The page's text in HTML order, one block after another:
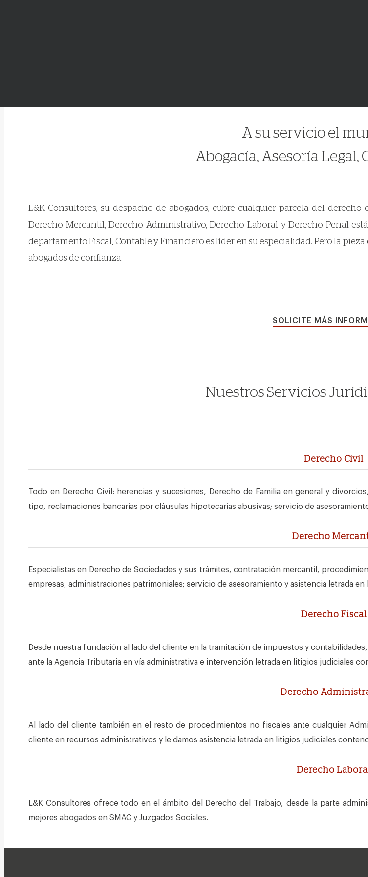
A su servicio el
Abogacía, Asesoría Legal,
L&K Consultores, su despacho de abogados, cubre cualquier parcela del
Derecho Mercantil, Derecho Administrativo, Derecho Laboral y Derecho Penal
departamento Fiscal, Contable y Financiero es líder en su especialidad. Pero la
abogados de confianza.
SOLICITE MÁS
Nuestros Servicios
Derecho Civil
Todo en Derecho Civil: herencias y sucesiones, Derecho de Familia en general y
tipo, reclamaciones bancarias por cláusulas hipotecarias abusivas; servicio de
Derecho
Especialistas en Derecho de Sociedades y sus trámites, contratación mercantil,
empresas, administraciones patrimoniales; servicio de asesoramiento y asistencia letrada en
Derecho Fiscal
Desde nuestra fundación al lado del cliente en la tramitación de impuestos y
ante la Agencia Tributaria en vía administrativa e intervención letrada en litigios judiciales
Derecho
Al lado del cliente también en el resto de procedimientos no fiscales ante cualquier
cliente en recursos administrativos y le damos asistencia letrada en litigios judiciales
Derecho
L&K Consultores ofrece todo en el ámbito del Derecho del Trabajo, desde la parte
mejores abogados en SMAC y Juzgados Sociales.